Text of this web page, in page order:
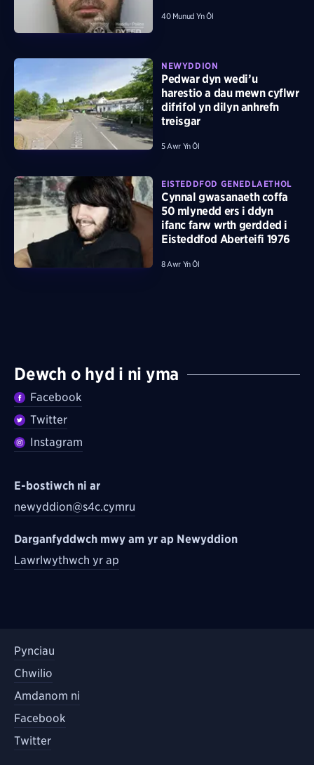
40 Munud Yn Ôl
NEWYDDION
Pedwar dyn wedi’u
harestio a dau mewn cyflwr
difrifol yn dilyn anhrefn
treisgar
5 Awr Yn Ôl
EISTEDDFOD GENEDLAETHOL
Cynnal gwasanaeth coffa
50 mlynedd ers i ddyn
ifanc farw wrth gerdded i
Eisteddfod Aberteifi 1976
8 Awr Yn Ôl
Dewch o hyd i ni yma
Facebook
Twitter
Instagram
E-bostiwch ni ar
newyddion@s4c.cymru
Darganfyddwch mwy am yr ap Newyddion
Lawrlwythwch yr ap
Pynciau
Chwilio
Amdanom ni
Facebook
Twitter